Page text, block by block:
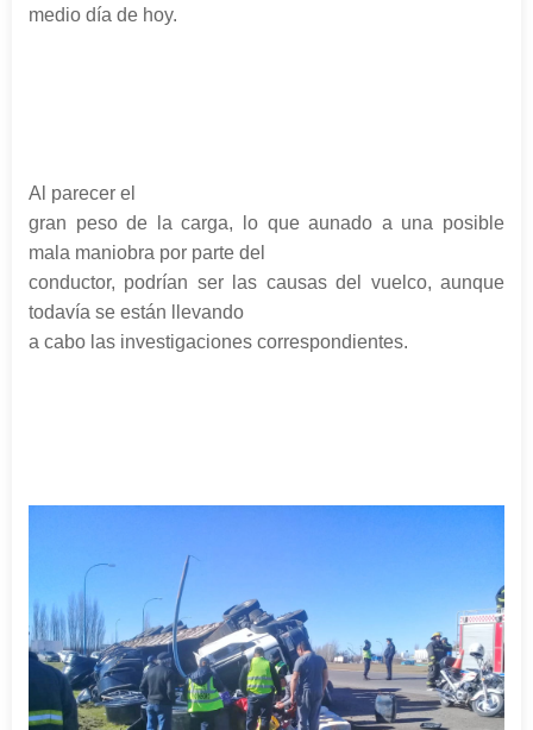
medio día de hoy.
Al parecer el
gran peso de la carga, lo que aunado a una posible
mala maniobra por parte del
conductor, podrían ser las causas del vuelco, aunque
todavía se están llevando
a cabo las investigaciones correspondientes.